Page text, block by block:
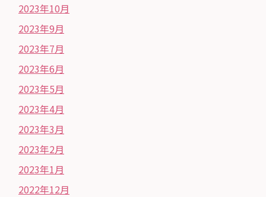
2023年10月
2023年9月
2023年7月
2023年6月
2023年5月
2023年4月
2023年3月
2023年2月
2023年1月
2022年12月